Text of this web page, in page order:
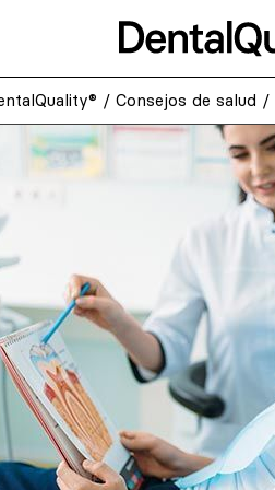
/ Consejos de salud /